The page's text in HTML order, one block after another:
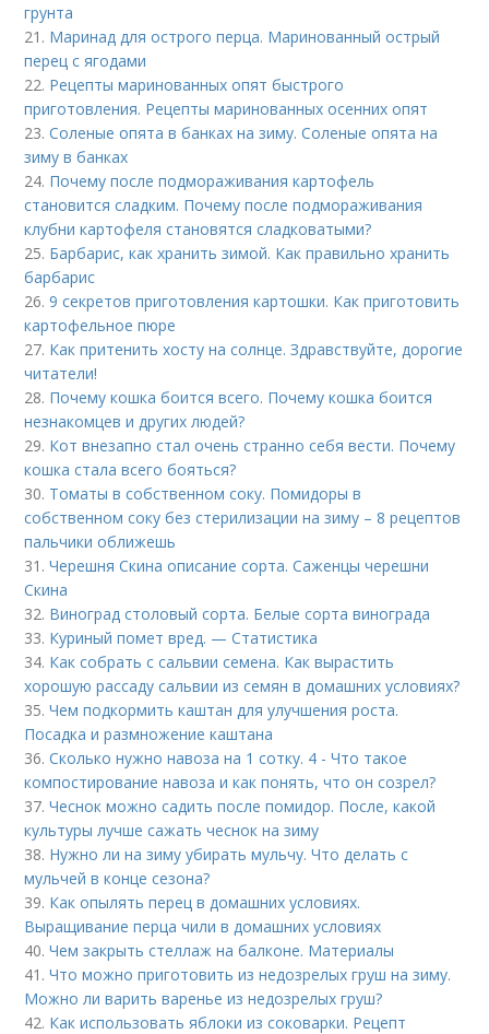
грунта
21. Маринад для острого перца. Маринованный острый
перец с ягодами
22. Рецепты маринованных опят быстрого
приготовления. Рецепты маринованных осенних опят
23.Соленые опята в банках на зиму. Соленые опята на
зиму в банках
24. Почему после подмораживания картофель
становится сладким. Почему после подмораживания
клубни картофеля становятся сладковатыми?
25. Барбарис, как хранить зимой. Как правильно хранить
барбарис
26.9 секретов приготовления картошки. Как приготовить
картофельное пюре
27. Как притенить хосту на солнце. Здравствуйте, дорогие
читатели!
28. Почему кошка боится всего. Почему кошка боится
незнакомцев и других людей?
29. Кот внезапно стал очень странно себя вести. Почему
кошка стала всего бояться?
30. Томаты в собственном соку. Помидоры в
собственном соку без стерилизации на зиму – 8 рецептов
пальчики оближешь
31.Черешня Скина описание сорта. Саженцы черешни
Скина
32. Виноград столовый сорта. Белые сорта винограда
33. Куриный помет вред. — Статистика
34. Как собрать с сальвии семена. Как вырастить
хорошую рассаду сальвии из семян в домашних условиях?
35.Чем подкормить каштан для улучшения роста.
Посадка и размножение каштана
36.Сколько нужно навоза на 1 сотку. 4 - Что такое
компостирование навоза и как понять, что он созрел?
37.Чеснок можно садить после помидор. После, какой
культуры лучше сажать чеснок на зиму
38. Нужно ли на зиму убирать мульчу. Что делать с
мульчей в конце сезона?
39. Как опылять перец в домашних условиях.
Выращивание перца чили в домашних условиях
40.Чем закрыть стеллаж на балконе. Материалы
41.Что можно приготовить из недозрелых груш на зиму.
Можно ли варить варенье из недозрелых груш?
42. Как использовать яблоки из соковарки. Рецепт